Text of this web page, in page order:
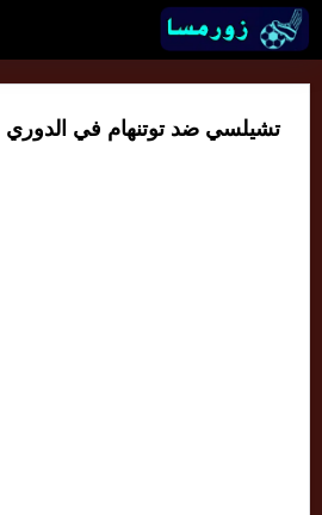
تشيلسي ضد توتنهام في الدوري